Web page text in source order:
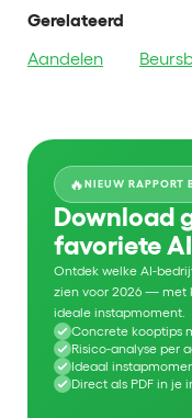
Gerelateerd
Aandelen
🔥NIEUW RAPPORT
Download
favoriete
Ontdek welke AI-
zien voor 2026 — met
ideale instapmoment.
Concrete kooptips
Risico-analyse per
Ideaal
Direct als PDF in je